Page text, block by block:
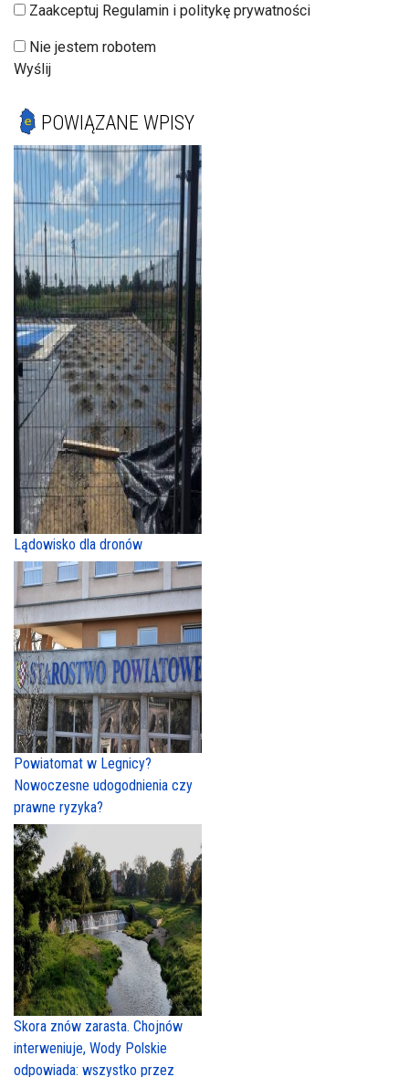
Zaakceptuj Regulamin i politykę prywatności
Nie jestem robotem
Wyślij
POWIĄZANE WPISY
Lądowisko dla dronów
Powiatomat w Legnicy?
Nowoczesne udogodnienia czy
prawne ryzyka?
Skora znów zarasta. Chojnów
interweniuje, Wody Polskie
odpowiada: wszystko przez